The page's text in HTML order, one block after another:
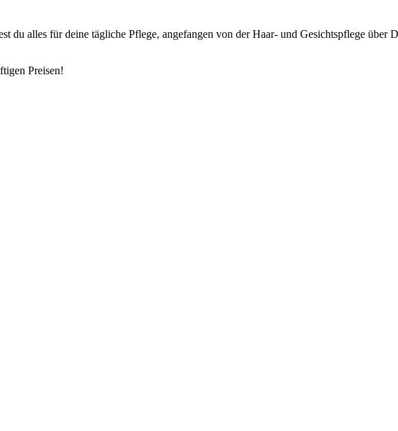
du alles für deine tägliche Pflege, angefangen von der Haar- und Gesichtspflege über
Preisen!